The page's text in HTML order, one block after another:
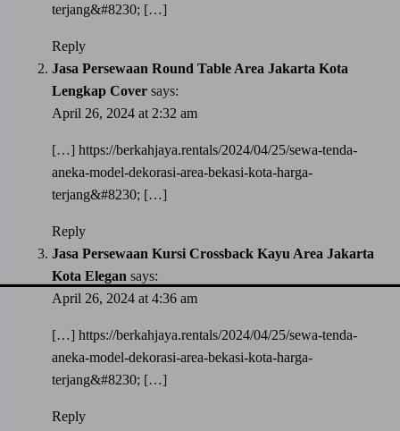
terjang&#8230; […]
Reply
Jasa Persewaan Round Table Area Jakarta Kota
Lengkap Cover says:
April 26, 2024 at 2:32 am
[…] https://berkahjaya.rentals/2024/04/25/sewa-tenda-
aneka-model-dekorasi-area-bekasi-kota-harga-
terjang&#8230; […]
Reply
Jasa Persewaan Kursi Crossback Kayu Area Jakarta
Kota Elegan says:
April 26, 2024 at 4:36 am
[…] https://berkahjaya.rentals/2024/04/25/sewa-tenda-
aneka-model-dekorasi-area-bekasi-kota-harga-
terjang&#8230; […]
Reply